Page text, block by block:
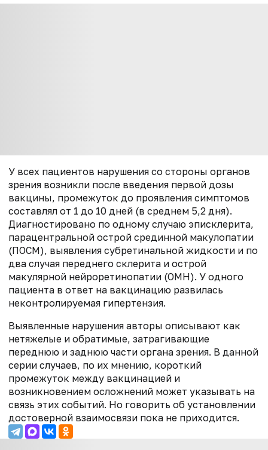
У всех пациентов нарушения со стороны органов
зрения возникли после введения первой дозы
вакцины, промежуток до проявления симптомов
составлял от 1 до 10 дней (в среднем 5,2 дня).
Диагностировано по одному случаю эписклерита,
парацентральной острой срединной макулопатии
(ПОСМ), выявления субретинальной жидкости и по
два случая переднего склерита и острой
макулярной нейроретинопатии (ОМН). У одного
пациента в ответ на вакцинацию развилась
неконтролируемая гипертензия.
Выявленные нарушения авторы описывают как
нетяжелые и обратимые, затрагивающие
переднюю и заднюю части органа зрения. В данной
серии случаев, по их мнению, короткий
промежуток между вакцинацией и
возникновением осложнений может указывать на
связь этих событий. Но говорить об установлении
достоверной взаимосвязи пока не приходится.